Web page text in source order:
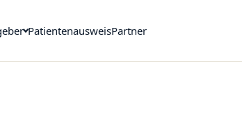
PatientenausweisPartner